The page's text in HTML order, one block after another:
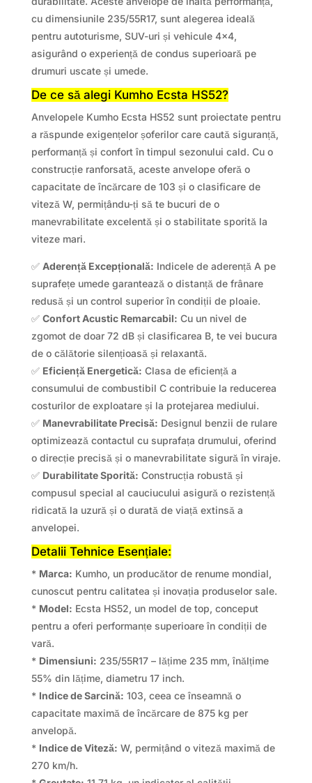
cu dimensiunile 235/55R17, sunt alegerea ideală
pentru autoturisme, SUV-uri și vehicule 4×4,
asigurând o experiență de condus superioară pe
drumuri uscate și umede.
De ce să alegi Kumho Ecsta HS52?
Anvelopele Kumho Ecsta HS52 sunt proiectate pentru
a răspunde exigențelor șoferilor care caută siguranță,
performanță și confort în timpul sezonului cald. Cu o
construcție ranforsată, aceste anvelope oferă o
capacitate de încărcare de 103 și o clasificare de
viteză W, permițându-ți să te bucuri de o
manevrabilitate excelentă și o stabilitate sporită la
viteze mari.
✅ Aderență Excepțională: Indicele de aderență A pe
suprafețe umede garantează o distanță de frânare
redusă și un control superior în condiții de ploaie.
✅ Confort Acustic Remarcabil: Cu un nivel de
zgomot de doar 72 dB și clasificarea B, te vei bucura
de o călătorie silențioasă și relaxantă.
✅ Eficiență Energetică: Clasa de eficiență a
consumului de combustibil C contribuie la reducerea
costurilor de exploatare și la protejarea mediului.
✅ Manevrabilitate Precisă: Designul benzii de rulare
optimizează contactul cu suprafața drumului, oferind
o direcție precisă și o manevrabilitate sigură în viraje.
✅ Durabilitate Sporită: Construcția robustă și
compusul special al cauciucului asigură o rezistență
ridicată la uzură și o durată de viață extinsă a
anvelopei.
Detalii Tehnice Esențiale:
* Marca: Kumho, un producător de renume mondial,
cunoscut pentru calitatea și inovația produselor sale.
* Model: Ecsta HS52, un model de top, conceput
pentru a oferi performanțe superioare în condiții de
vară.
* Dimensiuni: 235/55R17 – lățime 235 mm, înălțime
55% din lățime, diametru 17 inch.
* Indice de Sarcină: 103, ceea ce înseamnă o
capacitate maximă de încărcare de 875 kg per
anvelopă.
* Indice de Viteză: W, permițând o viteză maximă de
270 km/h.